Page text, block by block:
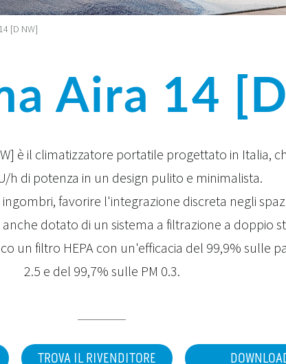
[D NW]
Aira 14
è il climatizzatore portatile progettato in Italia,
h di potenza in un design pulito e minimalista.
favorire l'integrazione discreta negli
dotato di un sistema a filtrazione a doppio
un filtro HEPA con un'efficacia del 99,9% sulle
2.5 e del 99,7% sulle PM 0.3.
TROVA IL RIVENDITORE